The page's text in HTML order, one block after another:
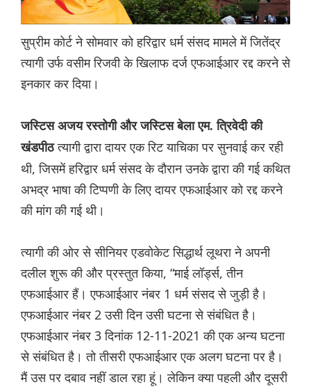
सुप्रीम कोर्ट ने सोमवार को हरिद्वार धर्म संसद मामले में जितेंद्र
त्यागी उर्फ ​​वसीम रिजवी के खिलाफ दर्ज एफआईआर रद्द करने से
इनकार कर दिया।
जस्टिस अजय रस्तोगी और जस्टिस बेला एम. त्रिवेदी की
खंडपीठत्यागी द्वारा दायर एक रिट याचिका पर सुनवाई कर रही
थी, जिसमें हरिद्वार धर्म संसद के दौरान उनके द्वारा की गई कथित
अभद्र भाषा की टिप्पणी के लिए दायर एफआईआर को रद्द करने
की मांग की गई थी।
त्यागी की ओर से सीनियर एडवोकेट सिद्धार्थ लूथरा ने अपनी
दलील शुरू की और प्रस्तुत किया, “माई लॉर्ड्स, तीन
एफआईआर हैं। एफआईआर नंबर 1 धर्म संसद से जुड़ी है।
एफआईआर नंबर 2 उसी दिन उसी घटना से संबंधित है।
एफआईआर नंबर 3 दिनांक 12-11-2021 की एक अन्य घटना
से संबंधित है। तो तीसरी एफआईआर एक अलग घटना पर है।
मैं उस पर दबाव नहीं डाल रहा हूं। लेकिन क्या पहली और दूसरी